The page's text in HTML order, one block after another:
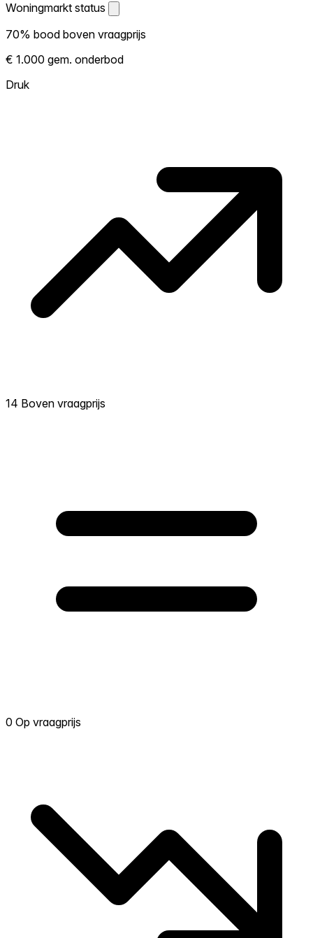
Woningmarkt status
Woningmarkt status
Laat zien hoe competitief de markt hier is.
Hoe meer woningen boven vraagprijs
verkopen, hoe heter. Heet? Verwacht
70% bood boven vraagprijs
€ 1.000 gem. onderbod
Druk
14 Boven vraagprijs
0 Op vraagprijs